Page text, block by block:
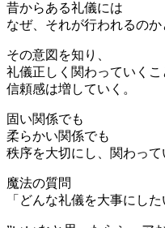
昔からある礼儀には
なぜ、それが行われるのか
その意図を知り、
礼儀正しく関わっていくこ
信頼感は増していく。
固い関係でも
柔らかい関係でも
秩序を大切にし、関わって
魔法の質問
「どんな礼儀を大事にした